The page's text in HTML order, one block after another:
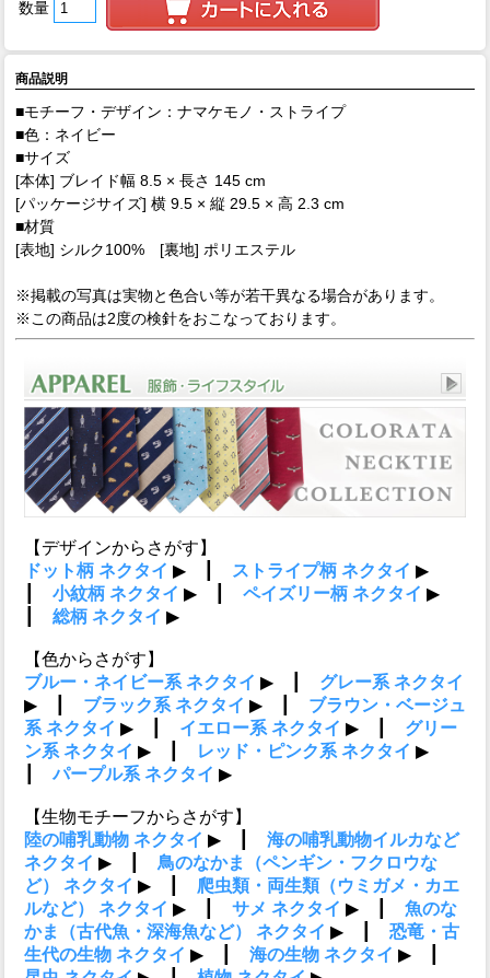
数量
商品説明
■モチーフ・デザイン：ナマケモノ・ストライプ
■色：ネイビー
■サイズ
[本体] ブレイド幅 8.5 × 長さ 145 cm
[パッケージサイズ] 横 9.5 × 縦 29.5 × 高 2.3 cm
■材質
[表地] シルク100% [裏地] ポリエステル
※掲載の写真は実物と色合い等が若干異なる場合があります。
※この商品は2度の検針をおこなっております。